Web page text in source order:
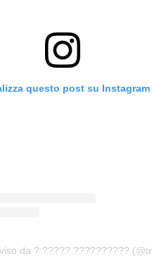
questo post su Instagram